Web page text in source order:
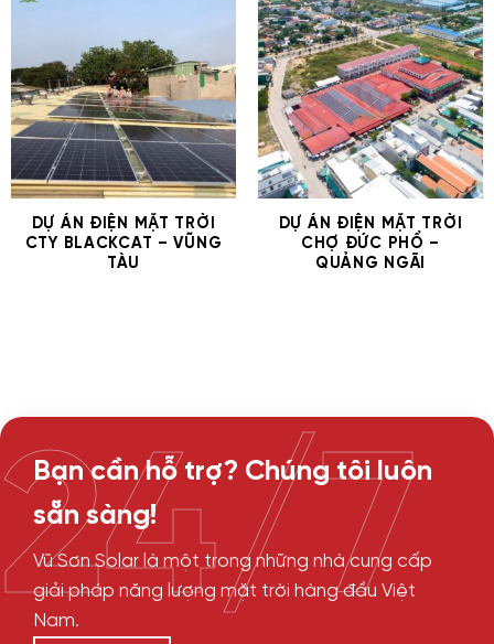
DỰ ÁN ĐIỆN MẶT TRỜI
CTY BLACKCAT – VŨNG
TÀU
DỰ ÁN ĐIỆN MẶT TRỜI
CHỢ ĐỨC PHỔ –
QUẢNG NGÃI
Bạn cần hỗ trợ? Chúng tôi luôn
sẵn sàng!
Vũ Sơn Solar là một trong những nhà cung cấp
giải pháp năng lượng mặt trời hàng đầu Việt
Nam.
24/7